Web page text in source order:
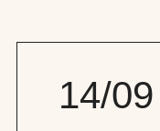
2 часа 10 минут
с одним антрактом